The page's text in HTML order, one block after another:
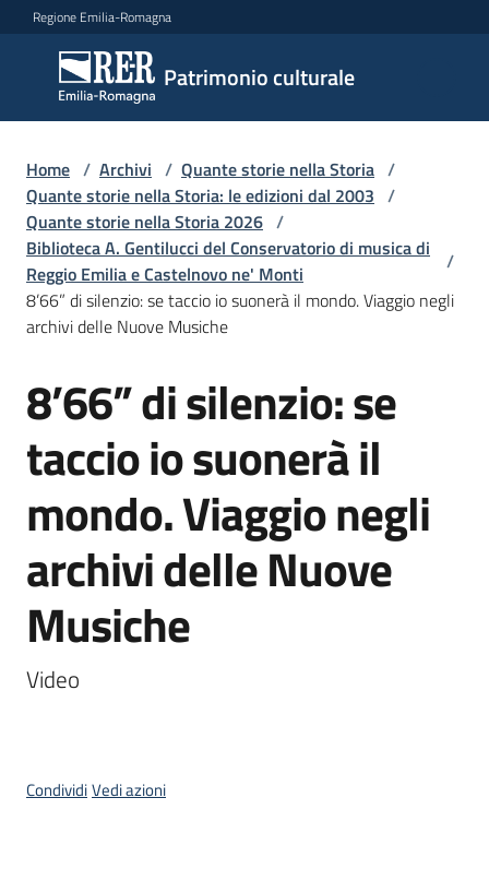
Vai al contenuto
Vai alla navigazione
Vai al footer
Regione Emilia-Romagna
Patrimonio culturale
Patrimonio
culturale
Argomenti
Novità
Leggi
Atti
Bandi
Piani
Programmi
Progetti
Guglielmi
Home / Archivi / Quante storie nella Storia /
Quante storie nella Storia: le edizioni dal 2003 /
Quante storie nella Storia 2026 /
Biblioteca A. Gentilucci del Conservatorio di musica di
Reggio Emilia e Castelnovo ne' Monti
/
8’66” di silenzio: se taccio io suonerà il mondo. Viaggio negli
archivi delle Nuove Musiche
Salta al contenuto
8’66” di silenzio: se
taccio io suonerà il
mondo. Viaggio negli
archivi delle Nuove
Musiche
Video
CondividiVedi azioni